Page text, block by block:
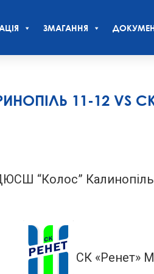
ЗМАГАННЯ
11-12 VS СК
“Колос” Калинопіль
СК «Ренет»